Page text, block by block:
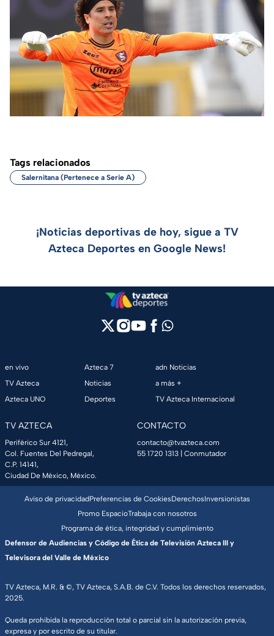
Tags relacionados
Salernitana (Pertenece a Serie A)
¡Noticias deportivas de hoy, sigue a TV
Azteca Deportes en Google News!
en vivo
TV Azteca
Azteca UNO
Azteca 7
Noticias
Deportes
adn Noticias
a más +
TV Azteca Internacional
TV AZTECA
Periférico Sur 4121,
Col. Fuentes Del Pedregal,
C.P. 14141,
Ciudad De México, México.
CONTACTO
contacto@tvazteca.com
55 1720 1313 | Conmutador
TV Azteca, M.R. & ©, TV Azteca, S.A.B. de C.V. Todos los derechos reservados,
2025.
Queda prohibida la reproducción total o parcial sin la autorización previa,
expresa y por escrito de su titular.
Aviso de privacidadPreferencias de CookiesDerechosInversionistas
Promo EspacioTrabaja con nosotros
Programa de ética, integridad y cumplimiento
Defensor de Audiencias y Código de Ética de Televisión Azteca III y
Televisora del Valle de México